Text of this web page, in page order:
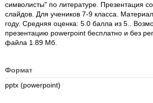
символисты" по литературе. Презентация
слайдов. Для учеников 7-9 класса.
году. Средняя оценка: 5.0 балла из 5..
презентацию powerpoint бесплатно и без
файла 1.89 Мб.
Формат
pptx (powerpoint)